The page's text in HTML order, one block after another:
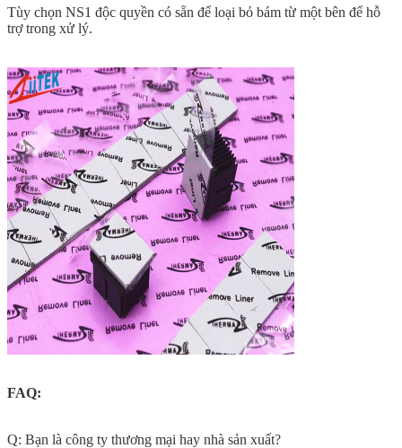
Tùy chọn NS1 độc quyền có sẵn để loại bỏ bám từ một bên để hỗ
trợ trong xử lý.
FAQ:
Q: Bạn là công ty thương mại hay nhà sản xuất?